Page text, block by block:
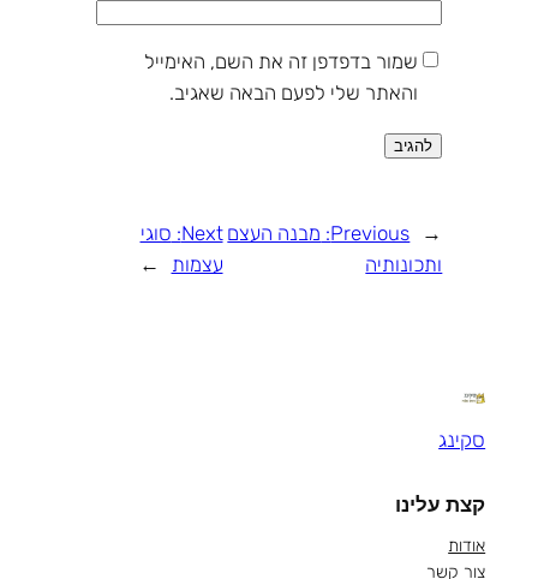
שמור בדפדפן זה את השם, האימייל
והאתר שלי לפעם הבאה שאגיב.
←
Previous: מבנה העצם
ותכונותיה
Next: סוגי
עצמות
→
סקינג
קצת עלינו
אודות
צור קשר